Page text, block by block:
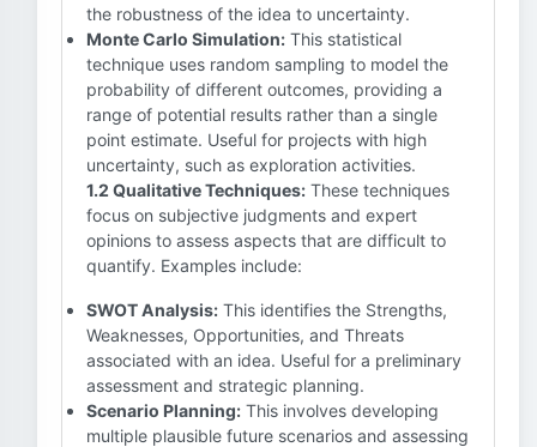
the robustness of the idea to uncertainty.
Monte Carlo Simulation: This statistical
technique uses random sampling to model the
probability of different outcomes, providing a
range of potential results rather than a single
point estimate. Useful for projects with high
uncertainty, such as exploration activities.
1.2 Qualitative Techniques: These techniques
focus on subjective judgments and expert
opinions to assess aspects that are difficult to
quantify. Examples include:
SWOT Analysis: This identifies the Strengths,
Weaknesses, Opportunities, and Threats
associated with an idea. Useful for a preliminary
assessment and strategic planning.
Scenario Planning: This involves developing
multiple plausible future scenarios and assessing